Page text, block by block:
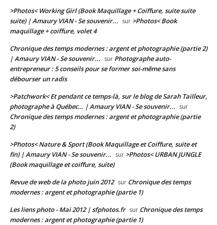
>Photos< Working Girl (Book Maquillage + Coiffure, suite suite
suite) | Amaury VIAN - Se souvenir... sur >Photos< Book
maquillage + coiffure, volet 4
Chronique des temps modernes : argent et photographie (partie 2)
| Amaury VIAN - Se souvenir... sur Photographe auto-
entrepreneur : 5 conseils pour se former soi-même sans
débourser un radis
>Patchwork< Et pendant ce temps-là, sur le blog de Sarah Tailleur,
photographe à Québec… | Amaury VIAN - Se souvenir... sur
Chronique des temps modernes : argent et photographie (partie
2)
>Photos< Nature & Sport (Book Maquillage et Coiffure, suite et
fin) | Amaury VIAN - Se souvenir... sur >Photos< URBAN JUNGLE
(Book maquillage et coiffure, suite)
Revue de web de la photo juin 2012 sur Chronique des temps
modernes : argent et photographie (partie 1)
Les liens photo - Mai 2012 | sfphotos.fr sur Chronique des temps
modernes : argent et photographie (partie 1)